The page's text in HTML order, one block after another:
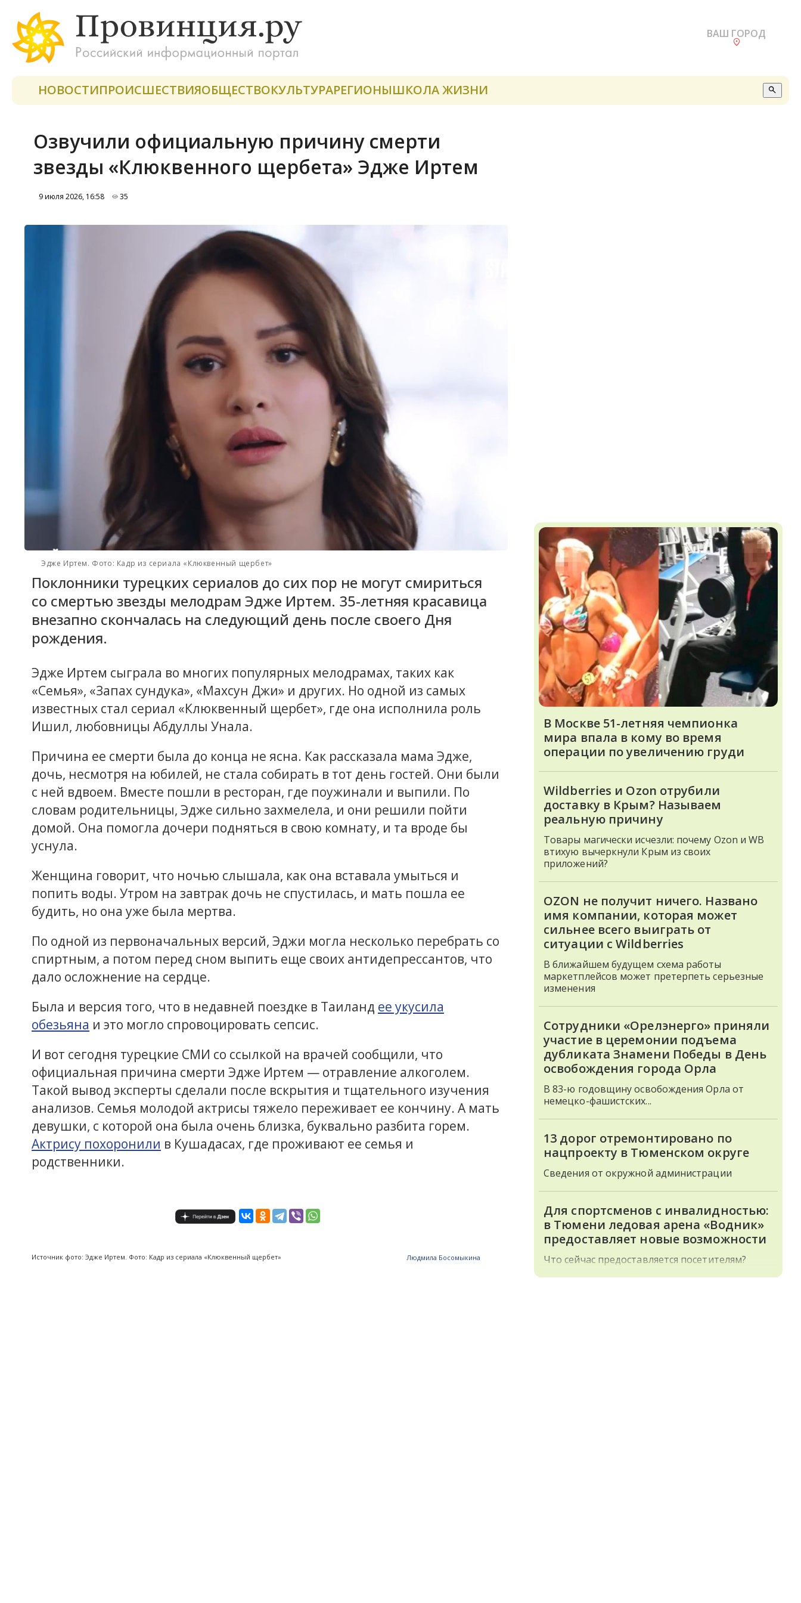
ВАШ ГОРОД
НОВОСТИПРОИСШЕСТВИЯОБЩЕСТВОКУЛЬТУРАРЕГИОНЫШКОЛА ЖИЗНИ
Озвучили официальную причину смерти
звезды «Клюквенного щербета» Эдже Иртем
9 июля 2026, 16:58 35
Эдже Иртем. Фото: Кадр из сериала «Клюквенный щербет»
Поклонники турецких сериалов до сих пор не могут смириться
со смертью звезды мелодрам Эдже Иртем. 35-летняя красавица
внезапно скончалась на следующий день после своего Дня
рождения.
Эдже Иртем сыграла во многих популярных мелодрамах, таких как
«Семья», «Запах сундука», «Махсун Джи» и других. Но одной из самых
известных стал сериал «Клюквенный щербет», где она исполнила роль
Ишил, любовницы Абдуллы Унала.
Причина ее смерти была до конца не ясна. Как рассказала мама Эдже,
дочь, несмотря на юбилей, не стала собирать в тот день гостей. Они были
с ней вдвоем. Вместе пошли в ресторан, где поужинали и выпили. По
словам родительницы, Эдже сильно захмелела, и они решили пойти
домой. Она помогла дочери подняться в свою комнату, и та вроде бы
уснула.
Женщина говорит, что ночью слышала, как она вставала умыться и
попить воды. Утром на завтрак дочь не спустилась, и мать пошла ее
будить, но она уже была мертва.
По одной из первоначальных версий, Эджи могла несколько перебрать со
спиртным, а потом перед сном выпить еще своих антидепрессантов, что
дало осложнение на сердце.
Была и версия того, что в недавней поездке в Таиланд ее укусила
обезьяна и это могло спровоцировать сепсис.
И вот сегодня турецкие СМИ со ссылкой на врачей сообщили, что
официальная причина смерти Эдже Иртем — отравление алкоголем.
Такой вывод эксперты сделали после вскрытия и тщательного изучения
анализов. Семья молодой актрисы тяжело переживает ее кончину. А мать
девушки, с которой она была очень близка, буквально разбита горем.
Актрису похоронили в Кушадасах, где проживают ее семья и
родственники.
Источник фото: Эдже Иртем. Фото: Кадр из сериала «Клюквенный щербет» Людмила Босомыкина
В Москве 51-летняя чемпионка
мира впала в кому во время
операции по увеличению груди
Wildberries и Ozon отрубили
доставку в Крым? Называем
реальную причину
Товары магически исчезли: почему Ozon и WB
втихую вычеркнули Крым из своих
приложений?
OZON не получит ничего. Названо
имя компании, которая может
сильнее всего выиграть от
ситуации с Wildberries
В ближайшем будущем схема работы
маркетплейсов может претерпеть серьезные
изменения
Сотрудники «Орелэнерго» приняли
участие в церемонии подъема
дубликата Знамени Победы в День
освобождения города Орла
В 83-ю годовщину освобождения Орла от
немецко-фашистских...
13 дорог отремонтировано по
нацпроекту в Тюменском округе
Сведения от окружной администрации
Для спортсменов с инвалидностью:
в Тюмени ледовая арена «Водник»
предоставляет новые возможности
Что сейчас предоставляется посетителям?